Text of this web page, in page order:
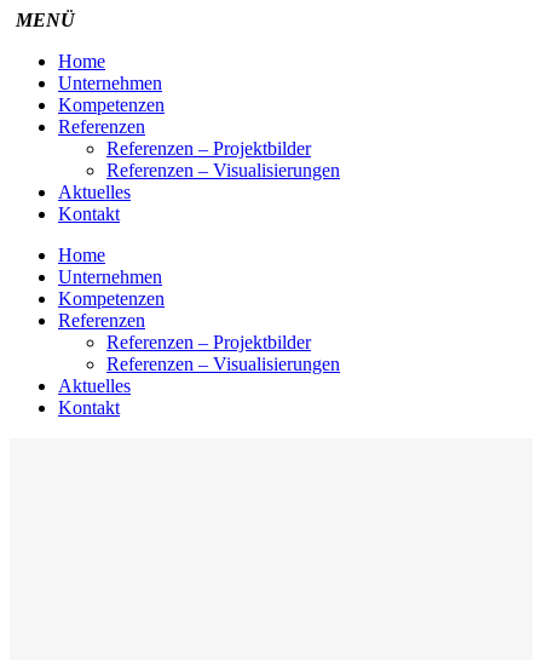
Home
Unternehmen
Kompetenzen
Referenzen
Referenzen – Projektbilder
Referenzen – Visualisierungen
Aktuelles
Kontakt
Home
Unternehmen
Kompetenzen
Referenzen
Referenzen – Projektbilder
Referenzen – Visualisierungen
Aktuelles
Kontakt